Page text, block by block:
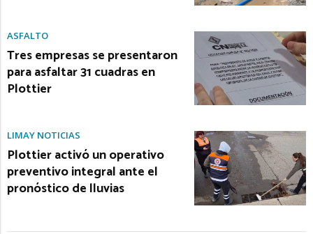
ASFALTO
Tres empresas se presentaron
para asfaltar 31 cuadras en
Plottier
LIMAY NOTICIAS
Plottier activó un operativo
preventivo integral ante el
pronóstico de lluvias